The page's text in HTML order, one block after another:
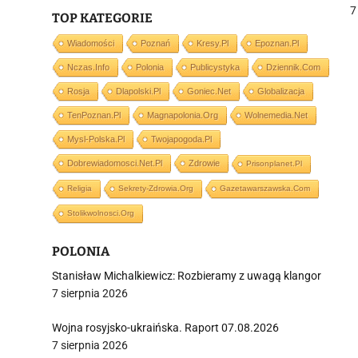
TOP KATEGORIE
Wiadomości Poznań Kresy.pl Epoznan.pl
Nczas.info Polonia Publicystyka Dziennik.com
Rosja Dlapolski.pl Goniec.net Globalizacja
TenPoznan.pl Magnapolonia.org Wolnemedia.net
Mysl-Polska.pl Twojapogoda.pl
Dobrewiadomosci.net.pl Zdrowie Prisonplanet.pl
Religia Sekrety-Zdrowia.org Gazetawarszawska.com
Stolikwolnosci.org
POLONIA
Stanisław Michalkiewicz: Rozbieramy z uwagą klangor
7 sierpnia 2026
Wojna rosyjsko-ukraińska. Raport 07.08.2026
7 sierpnia 2026